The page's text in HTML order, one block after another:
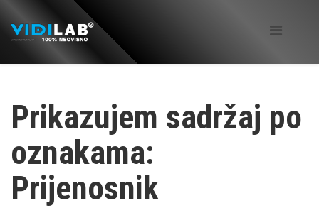
Prikazujem sadržaj po
oznakama:
Prijenosnik